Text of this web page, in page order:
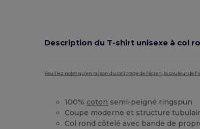
Description du T‑shirt unisexe à col
Veuillez noter qu'en raison du calibrage de l'écran, la couleur de
100% coton semi-peigné ringspun
Coupe moderne et structure
Col rond côtelé avec bande de